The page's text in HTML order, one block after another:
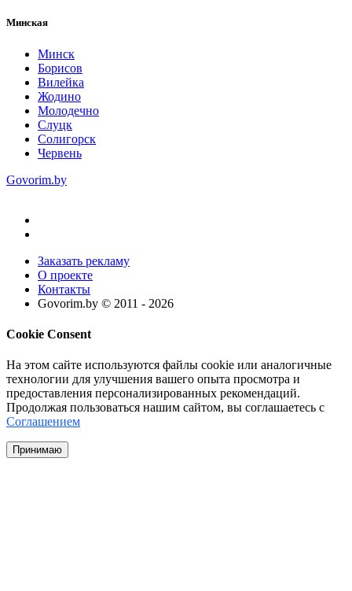
Минская
Минск
Борисов
Вилейка
Жодино
Молодечно
Слуцк
Солигорск
Червень
Govorim.by
Заказать рекламу
О проекте
Контакты
Govorim.by © 2011 - 2026
Cookie Consent
На этом сайте используются файлы cookie или аналогичные
технологии для улучшения вашего опыта просмотра и
предоставления персонализированных рекомендаций.
Продолжая пользоваться нашим сайтом, вы соглашаетесь с
Соглашением
Принимаю